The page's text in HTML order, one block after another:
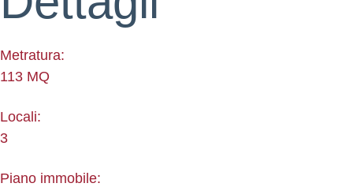
Metratura:
113 MQ
Locali:
3
Piano immobile: